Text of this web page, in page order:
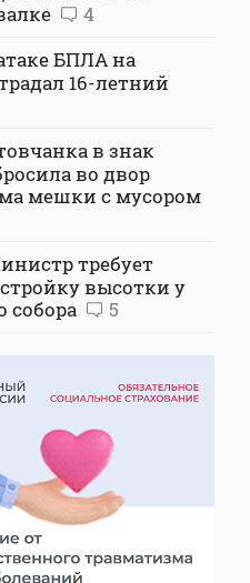
4
БПЛА на
16-летний
в знак
во двор
мешки с мусором
требует
высотки у
собора
5